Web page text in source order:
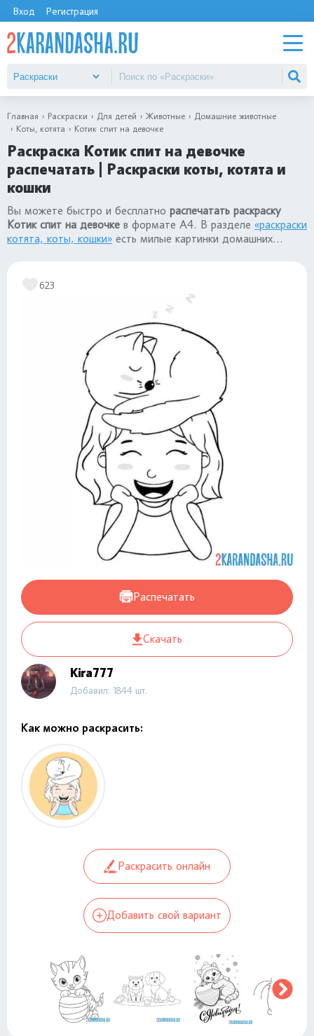
Вход Регистрация
Главная Раскраски Для детей Животные
Домашние животные
Коты, котята
Котик спит на девочке
Раскраска Котик спит на девочке
распечатать | Раскраски коты, котята и
кошки
Вы можете быстро и бесплатно распечатать раскраску
Котик спит на девочке в формате А4. В разделе «раскраски
котята, коты, кошки» есть милые картинки домашних
623
Распечатать
Скачать
Kira777
Добавил: 1844 шт.
Как можно раскрасить:
Раскрасить онлайн
Добавить свой вариант